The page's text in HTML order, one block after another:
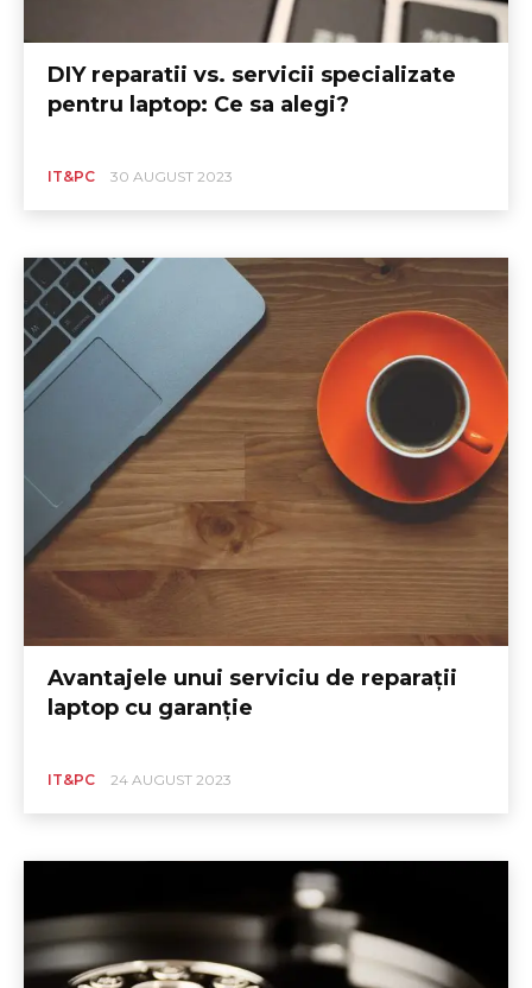
DIY reparatii vs. servicii specializate
pentru laptop: Ce sa alegi?
IT&PC 30 AUGUST 2023
Avantajele unui serviciu de reparații
laptop cu garanție
IT&PC 24 AUGUST 2023